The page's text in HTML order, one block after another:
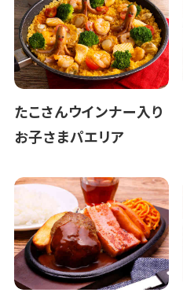
たこさんウインナー入り
お子さまパエリア